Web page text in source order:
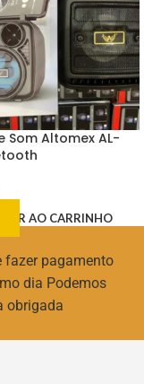
Som Altomex AL-
AO CARRINHO
fazer pagamento
dia Podemos
obrigada